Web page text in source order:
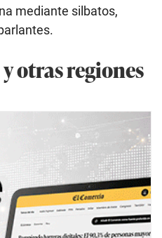
mediante silbatos,
otras regiones